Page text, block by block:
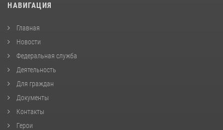
НАВИГАЦИЯ
Главная
Новости
Федеральная служба
Деятельность
Для граждан
Документы
Контакты
Герои